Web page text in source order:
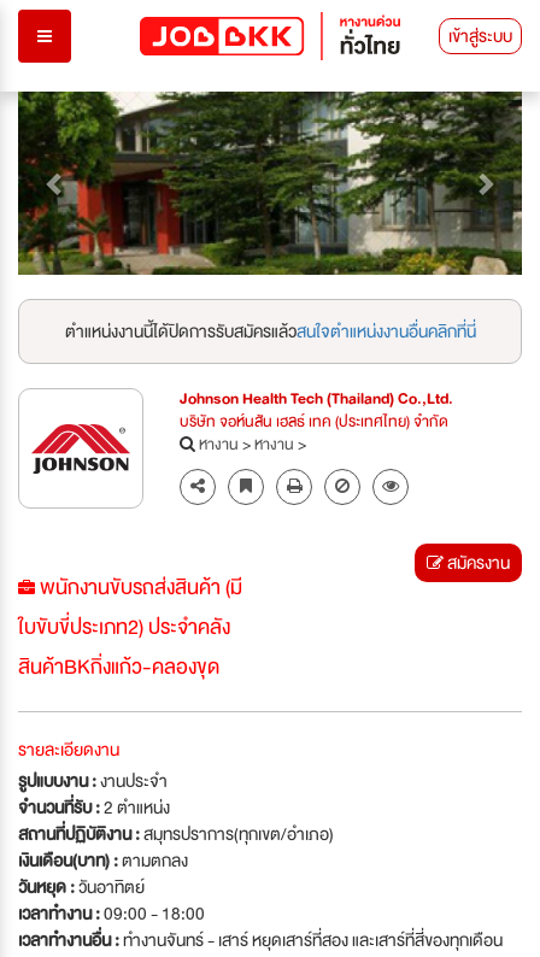
เข้าสู่ระบบ
Previous Next
ตำแหน่งงานนี้ได้ปิดการรับสมัครแล้วสนใจตำแหน่งงานอื่นคลิกที่นี่
Johnson Health Tech (Thailand) Co.,Ltd.
บริษัท จอห์นสัน เฮลธ์ เทค (ประเทศไทย) จำกัด
หางาน>หางาน>
พนักงานขับรถส่งสินค้า (มี
ใบขับขี่ประเภท2) ประจำคลัง
สินค้าBKกิ่งแก้ว-คลองขุด
สมัครงาน
รายละเอียดงาน
รูปแบบงาน :งานประจำ
จำนวนที่รับ :2 ตำแหน่ง
สถานที่ปฏิบัติงาน :สมุทรปราการ(ทุกเขต/อำเภอ)
เงินเดือน(บาท) :ตามตกลง
วันหยุด :วันอาทิตย์
เวลาทำงาน :09:00 - 18:00
เวลาทำงานอื่น :ทำงานจันทร์ - เสาร์ หยุดเสาร์ที่สอง และเสาร์ที่สี่ของทุกเดือน